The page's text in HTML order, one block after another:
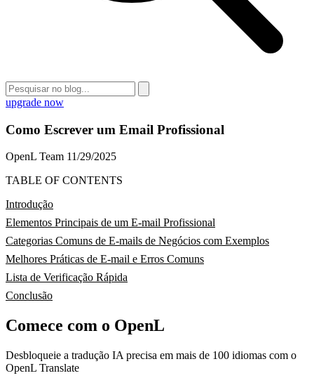
upgrade now
Como Escrever um Email Profissional
OpenL Team 11/29/2025
TABLE OF CONTENTS
Introdução
Elementos Principais de um E-mail Profissional
Categorias Comuns de E-mails de Negócios com Exemplos
Melhores Práticas de E-mail e Erros Comuns
Lista de Verificação Rápida
Conclusão
Comece com o OpenL
Desbloqueie a tradução IA precisa em mais de 100 idiomas com o
OpenL Translate